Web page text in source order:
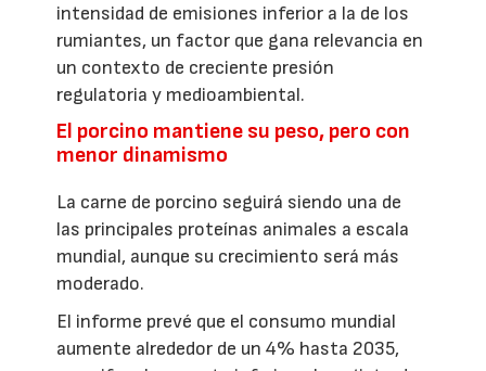
intensidad de emisiones inferior a la de los
rumiantes, un factor que gana relevancia en
un contexto de creciente presión
regulatoria y medioambiental.
El porcino mantiene su peso, pero con
menor dinamismo
La carne de porcino seguirá siendo una de
las principales proteínas animales a escala
mundial, aunque su crecimiento será más
moderado.
El informe prevé que el consumo mundial
aumente alrededor de un 4% hasta 2035,